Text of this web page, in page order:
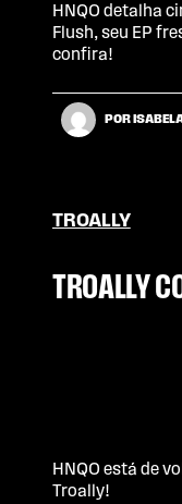
HNQO detalha
Flush, seu EP
confira!
POR
TROALLY
TROALLY
HNQO está de
Troally!